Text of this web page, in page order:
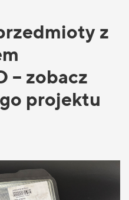
z
– zobacz
projektu